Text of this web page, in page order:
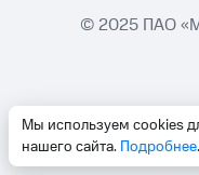
Мы используем cookies
нашего сайта. Подробнее.
© 2025 ПАО